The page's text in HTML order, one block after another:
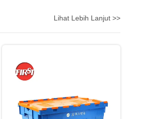
Lihat Lebih Lanjut >>